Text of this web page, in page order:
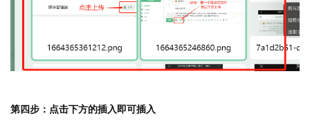
第四步：点击下方的插入即可插入